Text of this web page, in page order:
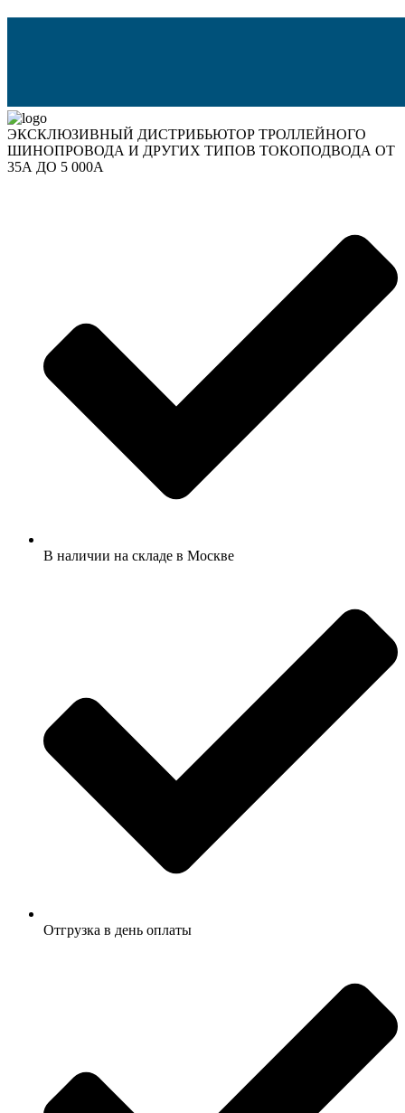
ЭКСКЛЮЗИВНЫЙ ДИСТРИБЬЮТОР ТРОЛЛЕЙНОГО
ШИНОПРОВОДА И ДРУГИХ ТИПОВ ТОКОПОДВОДА ОТ
35А ДО 5 000А
В наличии на складе в Москве
Отгрузка в день оплаты